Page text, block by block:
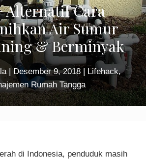
Alternatif Cara
Air Sumur
& Berminyak
|Desember 9, 2018 | Lifehack,
Rumah Tangga
di Indonesia, penduduk masih